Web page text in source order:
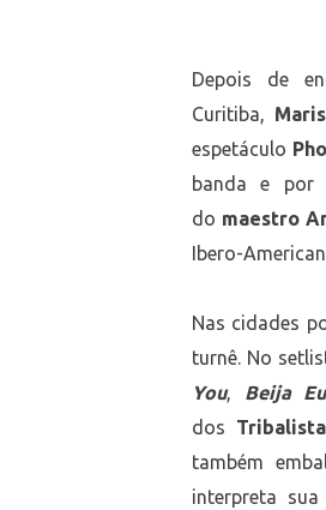
Depois de
Curitiba,
espetáculo
banda e por
do maestro
Ibero-
Nas cidades
turnê. No
You, Beija Eu
dos
também
interpreta